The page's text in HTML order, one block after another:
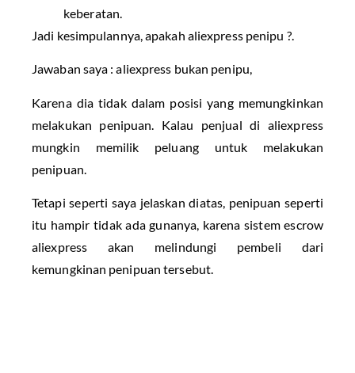
keberatan.
Jadi kesimpulannya, apakah aliexpress penipu ?.
Jawaban saya : aliexpress bukan penipu,
Karena dia tidak dalam posisi yang memungkinkan
melakukan penipuan. Kalau penjual di aliexpress
mungkin memilik peluang untuk melakukan
penipuan.
Tetapi seperti saya jelaskan diatas, penipuan seperti
itu hampir tidak ada gunanya, karena sistem escrow
aliexpress akan melindungi pembeli dari
kemungkinan penipuan tersebut.